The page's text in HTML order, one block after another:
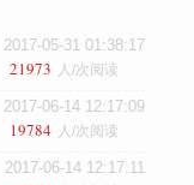
2017-05-31 01:38:17
21973 人/次阅读
2017-06-14 12:17:09
19784 人/次阅读
2017-06-14 12:17:11